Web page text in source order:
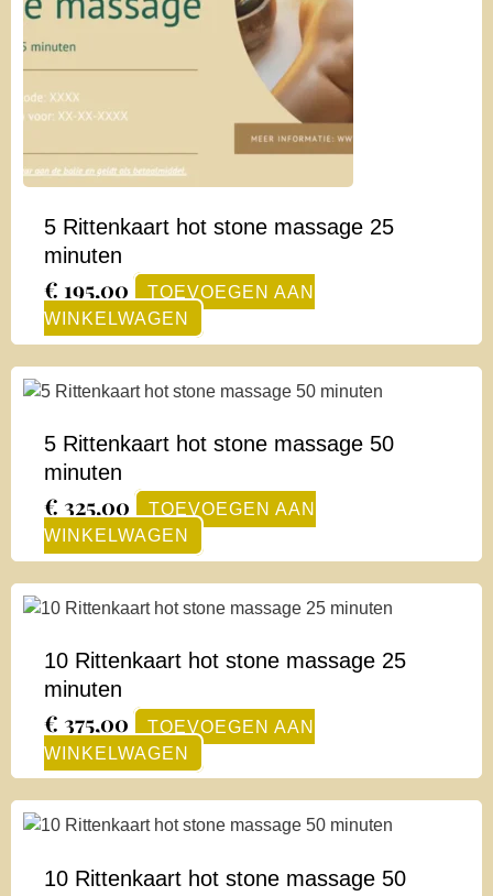
5 Rittenkaart hot stone massage 25
minuten
€ 195,00
TOEVOEGEN AAN
WINKELWAGEN
5 Rittenkaart hot stone massage 50
minuten
€ 325,00
TOEVOEGEN AAN
WINKELWAGEN
10 Rittenkaart hot stone massage 25
minuten
€ 375,00
TOEVOEGEN AAN
WINKELWAGEN
10 Rittenkaart hot stone massage 50